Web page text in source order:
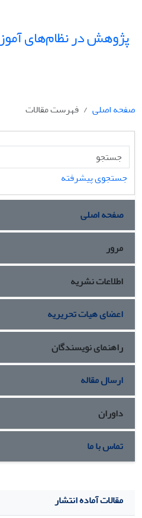
پژوهش در نظام‌های
صفحه اصلی
فهرست مقالات
جستجوی پیشرفته
صفحه اصلی
مرور
اطلاعات نشریه
اعضای هیات تحریریه
راهنمای نویسندگان
ارسال مقاله
داوران
تماس با ما
مقالات آماده انتشار